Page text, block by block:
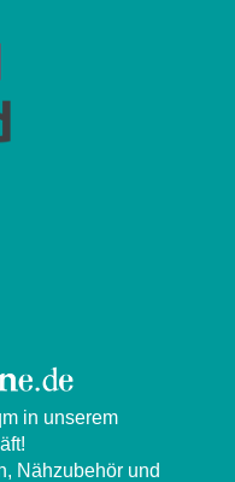
in unserem
Nähzubehör und